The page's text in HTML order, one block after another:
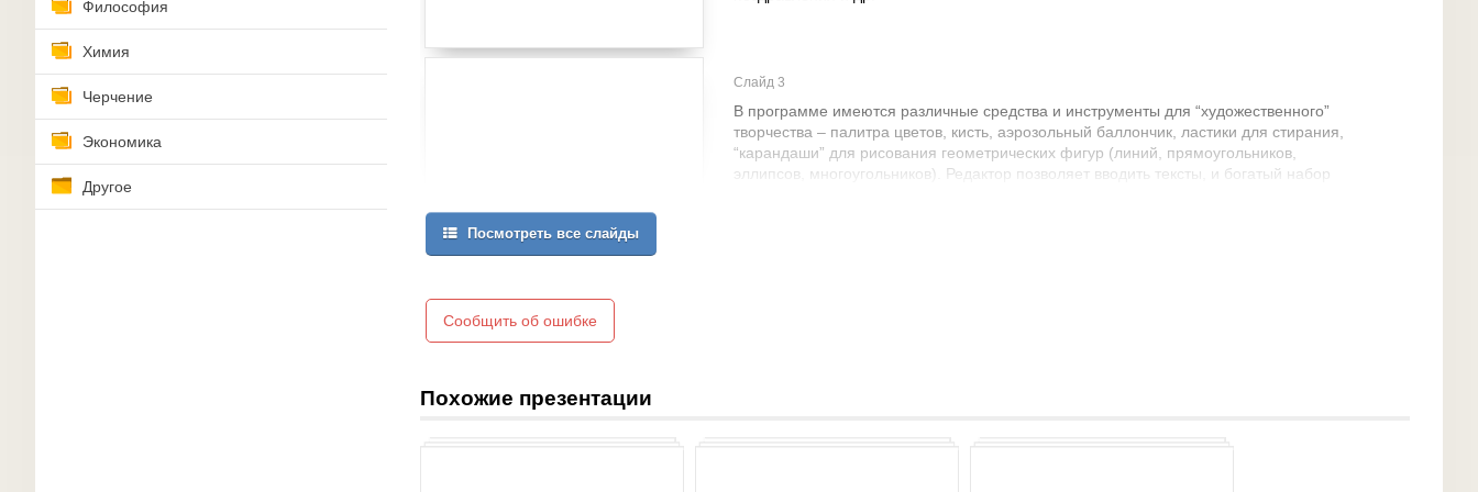
Философия
Химия
Черчение
Экономика
Другое
Слайд 3
В программе имеются различные средства и инструменты для “художественного”
творчества – палитра цветов, кисть, аэрозольный баллончик, ластики для стирания,
“карандаши” для рисования геометрических фигур (линий, прямоугольников,
эллипсов, многоугольников). Редактор позволяет вводить тексты, и богатый набор
Посмотреть все слайды
Сообщить об ошибке
Похожие презентации